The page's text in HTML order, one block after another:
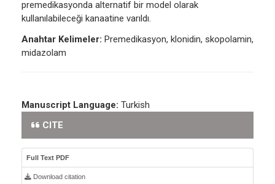
premedikasyonda alternatif bir model olarak
kullanılabileceği kanaatine varıldı.
Anahtar Kelimeler: Premedikasyon, klonidin, skopolamin,
midazolam
Manuscript Language: Turkish
CITE
Full Text PDF
Download citation